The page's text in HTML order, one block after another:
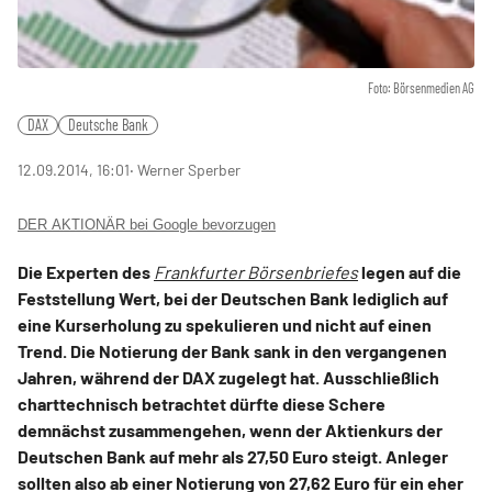
Foto: Börsenmedien AG
DAX Deutsche Bank
12.09.2014, 16:01‧ Werner Sperber
DER AKTIONÄR bei Google bevorzugen
Die Experten des Frankfurter Börsenbriefeslegen auf die
Feststellung Wert, bei der Deutschen Bank lediglich auf
eine Kurserholung zu spekulieren und nicht auf einen
Trend. Die Notierung der Bank sank in den vergangenen
Jahren, während der DAX zugelegt hat. Ausschließlich
charttechnisch betrachtet dürfte diese Schere
demnächst zusammengehen, wenn der Aktienkurs der
Deutschen Bank auf mehr als 27,50 Euro steigt. Anleger
sollten also ab einer Notierung von 27,62 Euro für ein eher